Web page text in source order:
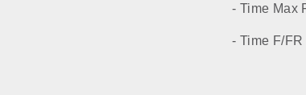
- Time Max
- Time F/FR